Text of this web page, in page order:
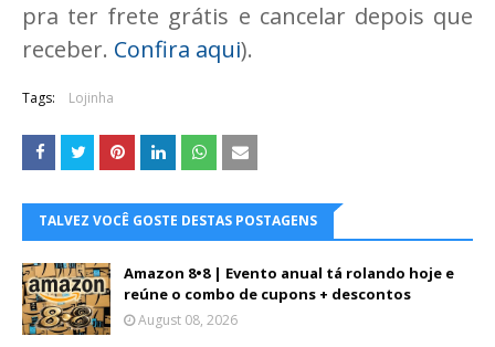
pra ter frete grátis e cancelar depois que
receber. Confira aqui).
Tags: Lojinha
TALVEZ VOCÊ GOSTE DESTAS POSTAGENS
Amazon 8•8 | Evento anual tá rolando hoje e
reúne o combo de cupons + descontos
August 08, 2026